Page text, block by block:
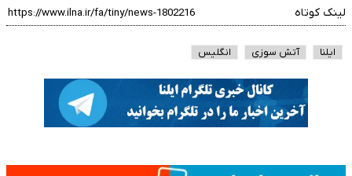
لینک کوتاه
ایلنا آتش سوزی انگلیس